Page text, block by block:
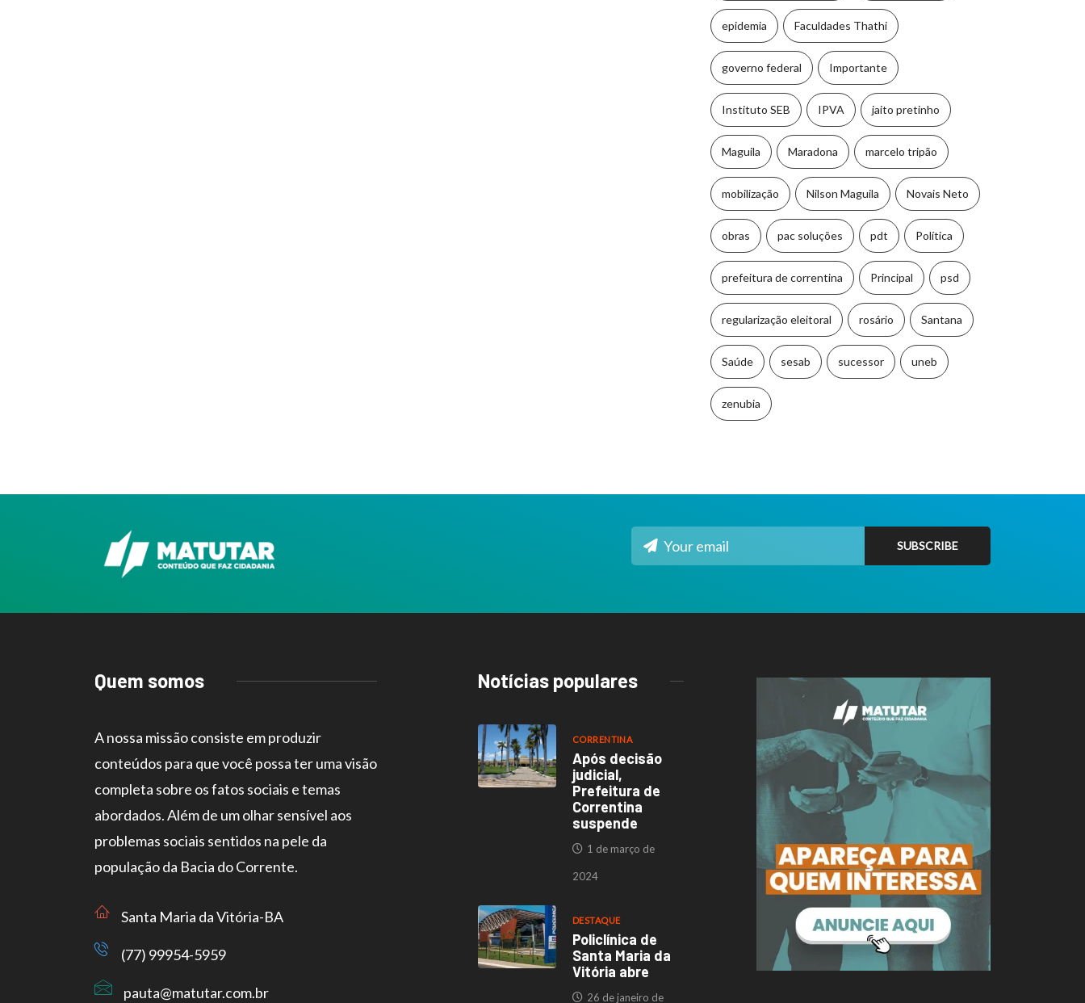
epidemia Faculdades Thathi
governo federal Importante
Instituto SEB IPVA jaito pretinho
Maguila Maradona marcelo tripão
mobilização Nilson Maguila Novais Neto
obras pac soluções pdt Política
prefeitura de correntina Principal psd
regularização eleitoral rosário Santana
Saúde sesab sucessor uneb
zenubia
Quem somos
A nossa missão consiste em produzir
conteúdos para que você possa ter uma visão
completa sobre os fatos sociais e temas
abordados. Além de um olhar sensível aos
problemas sociais sentidos na pele da
população da Bacia do Corrente.
Santa Maria da Vitória-BA
(77) 99954-5959
pauta@matutar.com.br
Notícias populares
CORRENTINA
Após decisão
judicial,
Prefeitura de
Correntina
suspende
1 de março de
2024
DESTAQUE
Policlínica de
Santa Maria da
Vitória abre
26 de janeiro de